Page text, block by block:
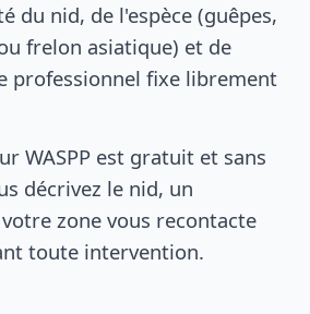
du nid, de l'espèce (guêpes,
frelon asiatique) et de
professionnel fixe librement
WASPP est gratuit et sans
décrivez le nid, un
zone vous recontacte
toute intervention.